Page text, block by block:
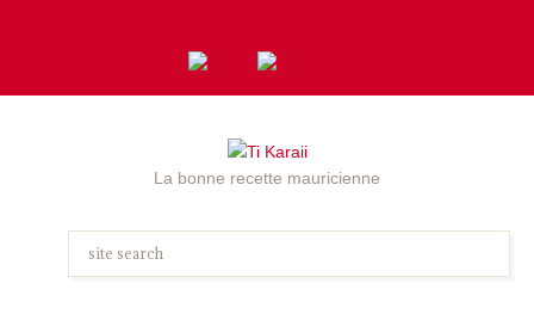
La bonne recette mauricienne